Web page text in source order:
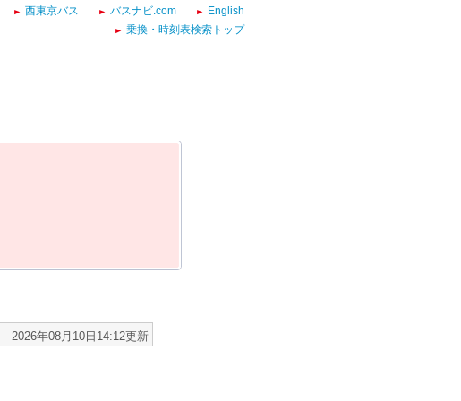
西東京バス バスナビ.com
English
乗換・時刻表検索トップ
2026年08月10日14:12更新